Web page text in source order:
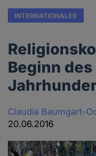
INTERNATIONALES
Beginn des
Claudia Baumgart-
20.06.2016